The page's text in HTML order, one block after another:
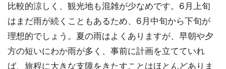
比較的涼しく、観光地も混雑が少なめです。6月上旬
はまだ雨が続くこともあるため、6月中旬から下旬が
理想的でしょう。夏の雨はよくありますが、早朝や夕
方の短いにわか雨が多く、事前に計画を立てていれ
ば、旅程に大きな支障をきたすことはほとんどありま